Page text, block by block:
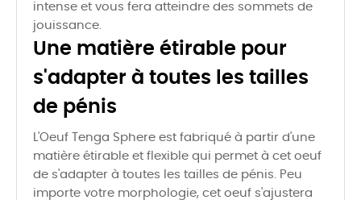
intense et vous fera atteindre des sommets de
jouissance.
Une matière étirable pour
s'adapter à toutes les tailles
de pénis
L'Oeuf Tenga Sphere est fabriqué à partir d'une
matière étirable et flexible qui permet à cet oeuf
de s'adapter à toutes les tailles de pénis. Peu
importe votre morphologie, cet oeuf s'ajustera